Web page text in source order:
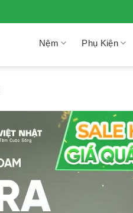
Nệm Phụ Kiện